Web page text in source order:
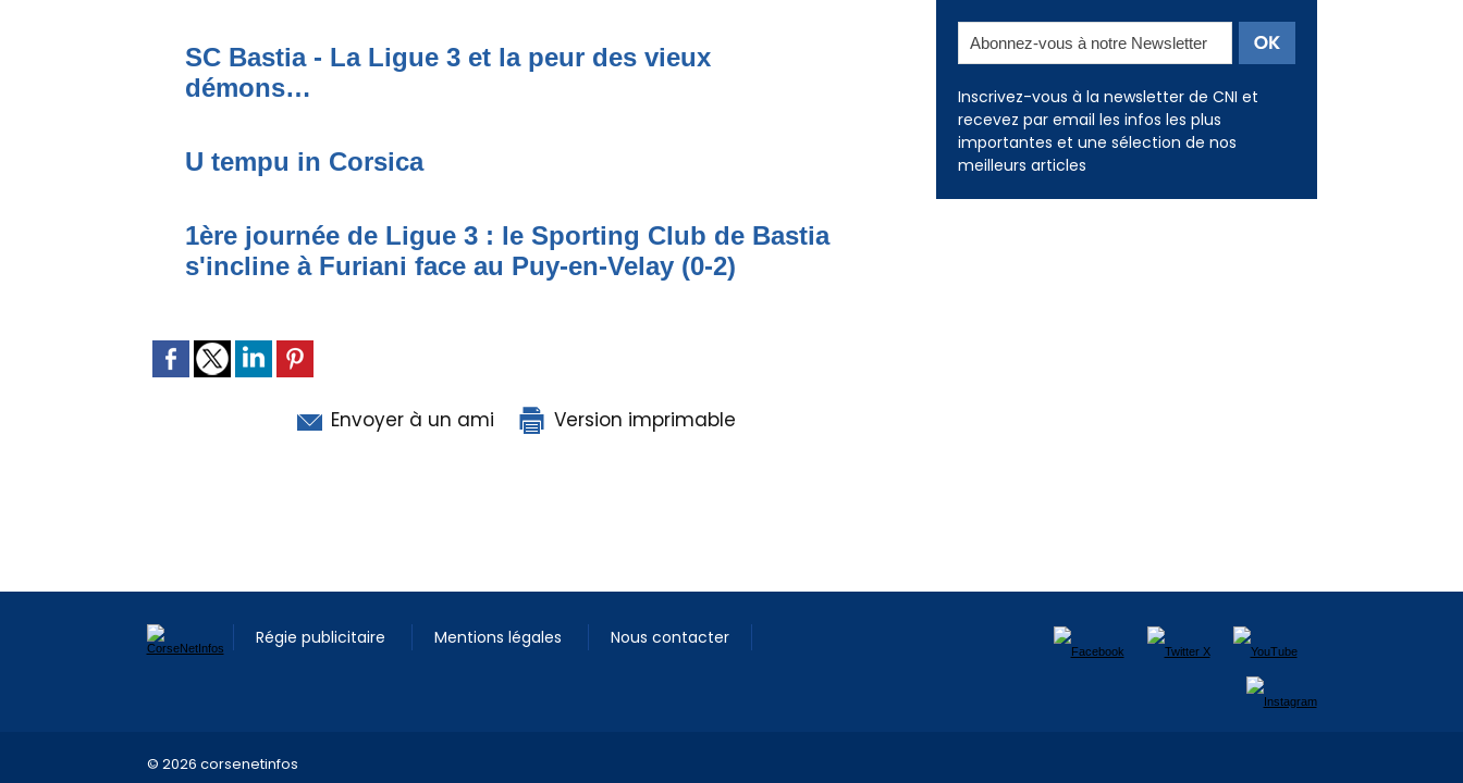
SC Bastia - La Ligue 3 et la peur des vieux
démons…
U tempu in Corsica
1ère journée de Ligue 3 : le Sporting Club de Bastia
s'incline à Furiani face au Puy-en-Velay (0-2)
Envoyer à un ami Version imprimable
Newsletter
Inscrivez-vous à la newsletter de CNI et
recevez par email les infos les plus
Régie publicitaire Mentions légales Nous contacter
© 2026 corsenetinfos